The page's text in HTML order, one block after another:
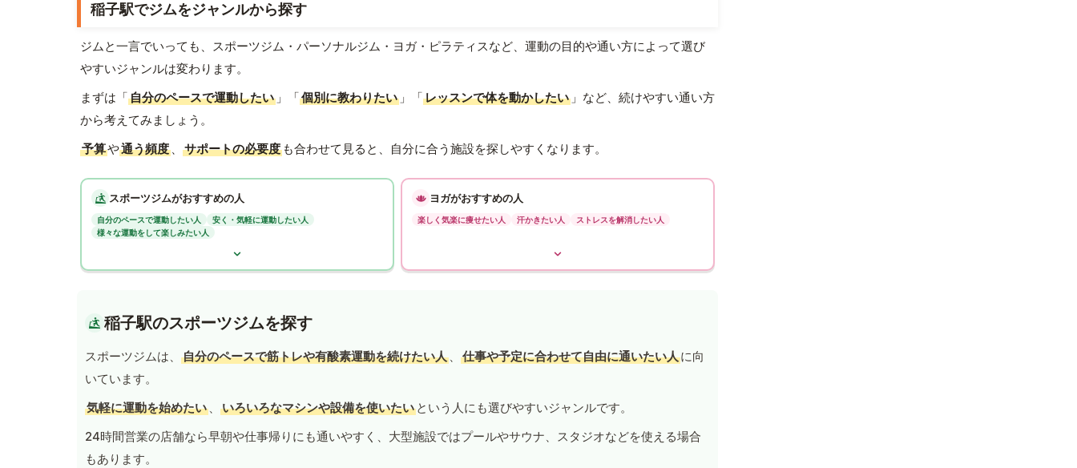
稲子駅でジムをジャンルから探す
ジムと一言でいっても、スポーツジム・パーソナルジム・ヨガ・ピラティスなど、運動の目的や通い方によって選び
やすいジャンルは変わります。
まずは「自分のペースで運動したい 」「個別に教わりたい 」「レッスンで体を動かしたい 」など、続けやすい通い方
から考えてみましょう。
予算や通う頻度 、 サポートの必要度 も合わせて見ると、自分に合う施設を探しやすくなります。
スポーツジムがおすすめの人
自分のペースで運動したい人
安く・気軽に運動したい人
様々な運動をして楽しみたい人
ヨガがおすすめの人
楽しく気楽に痩せたい人 汗かきたい人 ストレスを解消したい人
稲子駅のスポーツジムを探す
スポーツジムは、 自分のペースで筋トレや有酸素運動を続けたい人 、 仕事や予定に合わせて自由に通いたい人に向
いています。
気軽に運動を始めたい 、 いろいろなマシンや設備を使いたい という人にも選びやすいジャンルです。
24時間営業の店舗なら早朝や仕事帰りにも通いやすく、大型施設ではプールやサウナ、スタジオなどを使える場合
もあります。